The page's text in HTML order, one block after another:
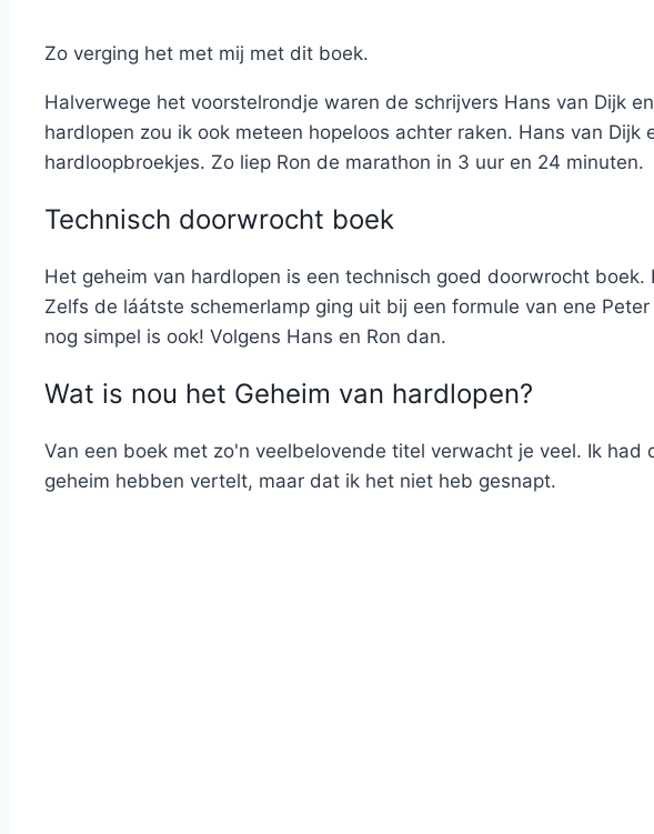
Zo verging het met mij met dit boek.
Halverwege het voorstelrondje waren de schrijvers Hans van Dijk
hardlopen zou ik ook meteen hopeloos achter raken. Hans van
hardloopbroekjes. Zo liep Ron de marathon in 3 uur en 24 minuten.
Technisch doorwrocht boek
Het geheim van hardlopen is een technisch goed doorwrocht
Zelfs de láátste schemerlamp ging uit bij een formule van ene
nog simpel is ook! Volgens Hans en Ron dan.
Wat is nou het Geheim van hardlopen?
Van een boek met zo'n veelbelovende titel verwacht je veel. Ik
geheim hebben vertelt, maar dat ik het niet heb gesnapt.